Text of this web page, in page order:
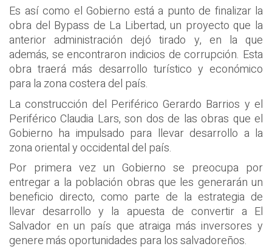
Es así como el Gobierno está a punto de finalizar la
obra del Bypass de La Libertad, un proyecto que la
anterior administración dejó tirado y, en la que
además, se encontraron indicios de corrupción. Esta
obra traerá más desarrollo turístico y económico
para la zona costera del país.
La construcción del Periférico Gerardo Barrios y el
Periférico Claudia Lars, son dos de las obras que el
Gobierno ha impulsado para llevar desarrollo a la
zona oriental y occidental del país.
Por primera vez un Gobierno se preocupa por
entregar a la población obras que les generarán un
beneficio directo, como parte de la estrategia de
llevar desarrollo y la apuesta de convertir a El
Salvador en un país que atraiga más inversores y
genere más oportunidades para los salvadoreños.